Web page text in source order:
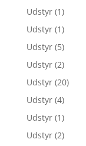
Udstyr (1)
Udstyr (1)
Udstyr (5)
Udstyr (2)
Udstyr (20)
Udstyr (4)
Udstyr (1)
Udstyr (2)